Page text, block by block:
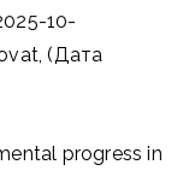
10-
(Дата
progress in